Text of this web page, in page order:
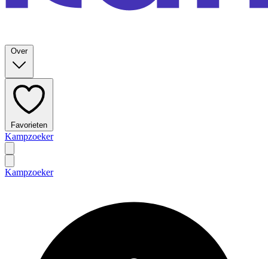
Over
Favorieten
Kampzoeker
Kampzoeker